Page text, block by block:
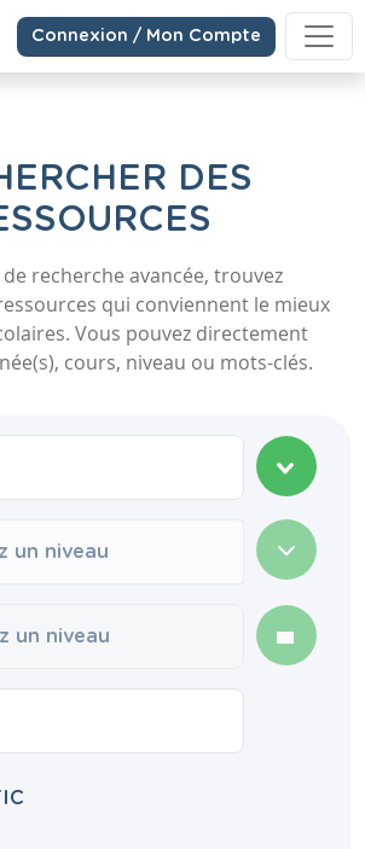
Connexion / Mon Compte
DES
recherche avancée, trouvez
qui conviennent le mieux
Vous pouvez directement
cours, niveau ou mots-clés.
un niveau